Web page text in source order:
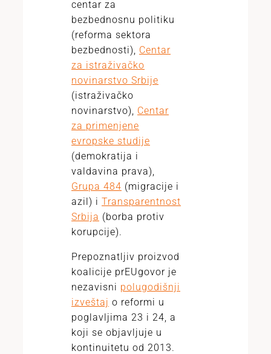
centar za
bezbednosnu politiku
(reforma sektora
bezbednosti), Centar
za istraživačko
novinarstvo Srbije
(istraživačko
novinarstvo), Centar
za primenjene
evropske studije
(demokratija i
valdavina prava),
Grupa 484 (migracije i
azil) i Transparentnost
Srbija (borba protiv
korupcije).
Prepoznatljiv proizvod
koalicije prEUgovor je
nezavisni polugodišnji
izveštaj o reformi u
poglavljima 23 i 24, a
koji se objavljuje u
kontinuitetu od 2013.